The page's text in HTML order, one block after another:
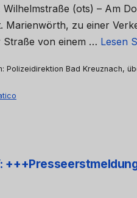
(ots) – Am
Marienwörth, zu einer
Straße von einem … Lesen
Polizeidirektion Bad Kreuznach,